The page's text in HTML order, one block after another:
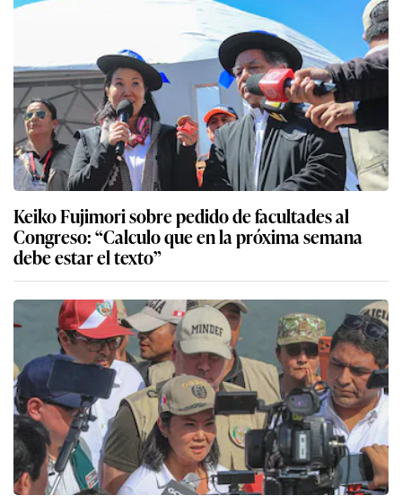
Keiko Fujimori sobre pedido de facultades al
Congreso: “Calculo que en la próxima semana
debe estar el texto”